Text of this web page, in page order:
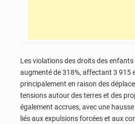
Les violations des droits des
augmenté de 318%, affectant 3 915
principalement en raison des
tensions autour des terres et des
également accrues, avec une
liés aux expulsions forcées et aux